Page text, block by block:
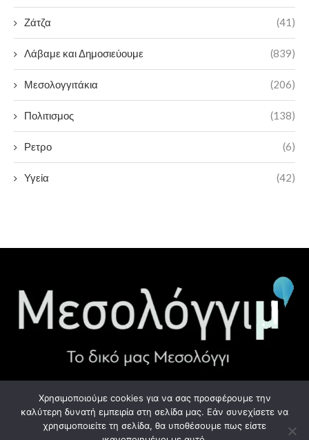
Ζάτζα (41)
Λάβαμε και Δημοσιεύουμε (839)
Μεσολογγιτάκια (206)
Πολιτισμος (138)
Ρετρο (6)
Υγεία (42)
ΧΡΉΣΙΜΑ LINK
Προσωπικά Δεδομένα - GDPR
Χρησιμοποιούμε cookies για να σας προσφέρουμε την
καλύτερη δυνατή εμπειρία στη σελίδα μας. Εάν συνεχίσετε να
χρησιμοποιείτε τη σελίδα, θα υποθέσουμε πως είστε